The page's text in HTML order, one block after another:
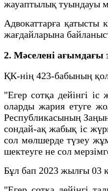
жауаптылық туындауы
Адвокаттарға қатысты
жағдайларына
2. Мәселені ағымдағы
ҚК-нің 423-бабының
"Егер сотқа дейінгі іс
оларды жария етуге
Республикасының
сондай-ақ жабық іс
сол мөлшерде түзеу
шектеуге не сол
Бұл бап 2023 жылғы 03